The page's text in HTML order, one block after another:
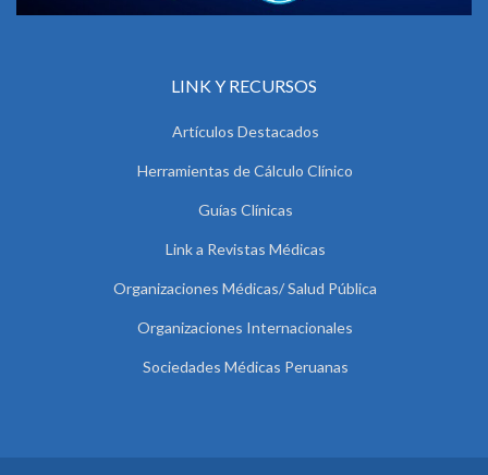
LINK Y RECURSOS
Artículos Destacados
Herramientas de Cálculo Clínico
Guías Clínicas
Link a Revistas Médicas
Organizaciones Médicas/ Salud Pública
Organizaciones Internacionales
Sociedades Médicas Peruanas